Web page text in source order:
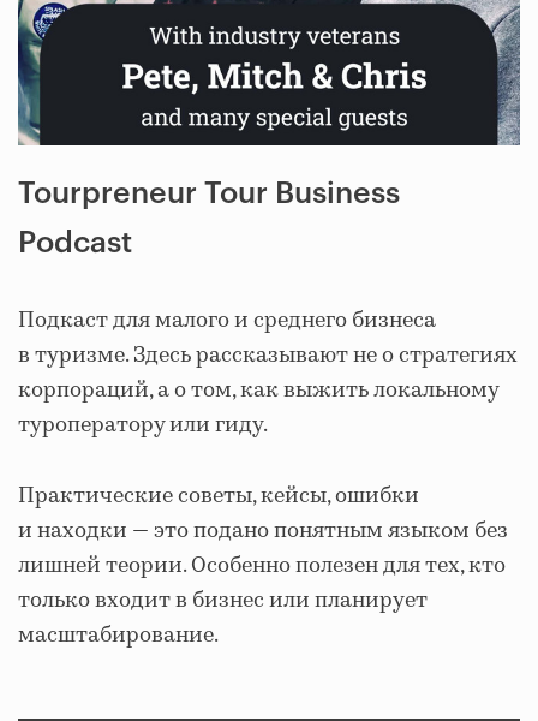
Tourpreneur Tour Business
Podcast
Подкаст для малого и среднего бизнеса
в туризме. Здесь рассказывают не о стратегиях
корпораций, а о том, как выжить локальному
туроператору или гиду.
Практические советы, кейсы, ошибки
и находки — это подано понятным языком без
лишней теории. Особенно полезен для тех, кто
только входит в бизнес или планирует
масштабирование.